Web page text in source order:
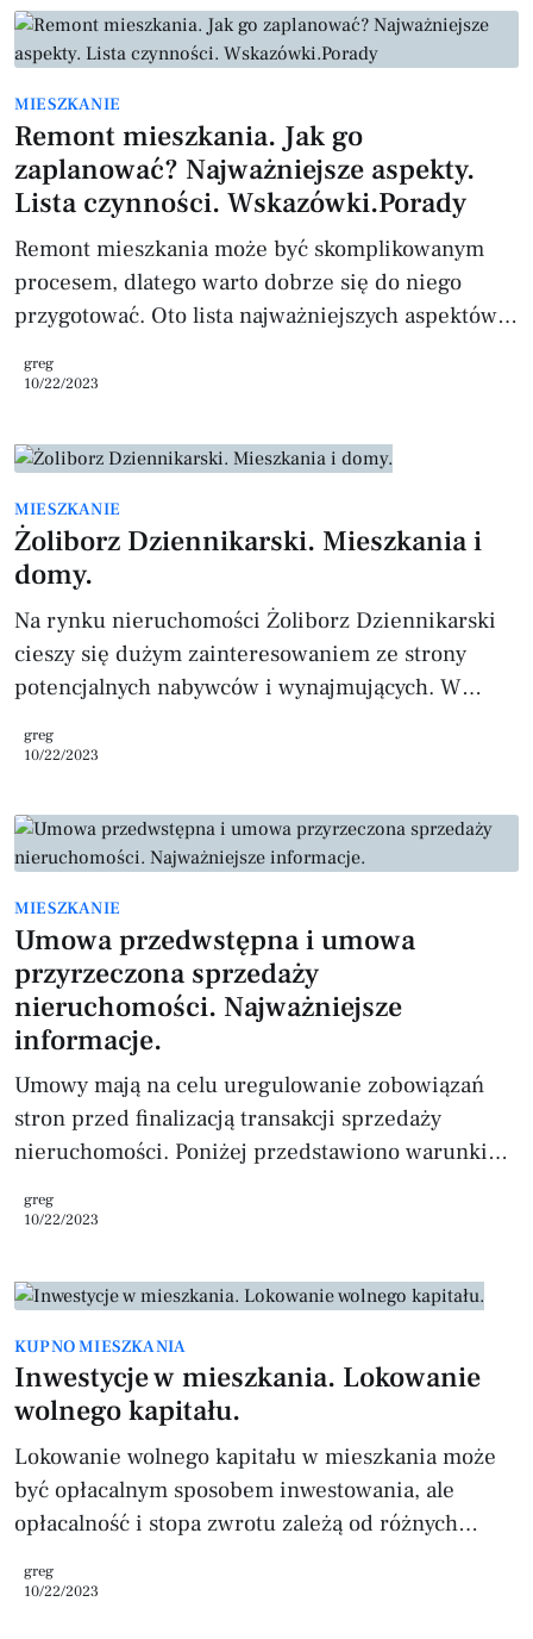
niektórych dzielnic ceny mogą być wyższe nawet o
30-50%). Powierzchnia mieszkania cena za metr
złotych). Liczba pokoi więcej pokoi zazwyczaj
oznacza wyższą cenę Stan techniczny budynku.
Standard w
MIESZKANIE
Remont mieszkania. Jak go
zaplanować? Najważniejsze aspekty.
Lista czynności. Wskazówki.Porady
Remont mieszkania może być skomplikowanym
procesem, dlatego warto dobrze się do niego
przygotować. Oto lista najważniejszych aspektów
mieszkania: Określenie celu remontu Zastanów
chcesz odświeżyć wygląd mieszkania, zwiększyć
funkcjonalność czy może podnieść wartość
nieruchomości? Cele te będą wpływać na zakres
prac i wybór materiałów. Ocena stanu
technicznego Sprawdź stan instalacji elektrycznej,
hydr
greg
10/22/2023
MIESZKANIE
Żoliborz Dziennikarski. Mieszkania i
domy.
Na rynku nieruchomości Żoliborz Dziennikarski
cieszy się dużym zainteresowaniem ze strony
potencjalnych nabywców i wynajmujących. W
stale rosną, co jest spowodowane m.in. jej
resztą miasta oraz urokliwym otoczeniem. Warto
zaznaczyć, że w Żoliborzu Dziennikarskim
mieszkaniowe, jak i mniejsze kamienice z lat 30.
XX wieku, co daje wiele możliwości wyboru odpo
greg
10/22/2023
MIESZKANIE
Umowa przedwstępna i umowa
przyrzeczona sprzedaży
nieruchomości. Najważniejsze
informacje.
Umowy mają na celu uregulowanie zobowiązań
stron przed finalizacją transakcji sprzedaży
nieruchomości. Poniżej przedstawiono warunki
obu rodzajów umów Warunki zawarcia * Umowa
zawierać szczegółowy opis nieruchomości, dane
stron oraz warunki, na jakich ma być zawarta
umowa ostateczna. Umowa przedwstępna może,
ale nie musi, zawierać termin zawarcia umowy
ostatecznej. Umowa przyrzeczona sprzedaży
greg
10/22/2023
KUPNO MIESZKANIA
Inwestycje w mieszkania. Lokowanie
wolnego kapitału.
Lokowanie wolnego kapitału w mieszkania może
być opłacalnym sposobem inwestowania, ale
opłacalność i stopa zwrotu zależą od różnych
nieruchomości, rynek najmu oraz koszty
greg
10/22/2023